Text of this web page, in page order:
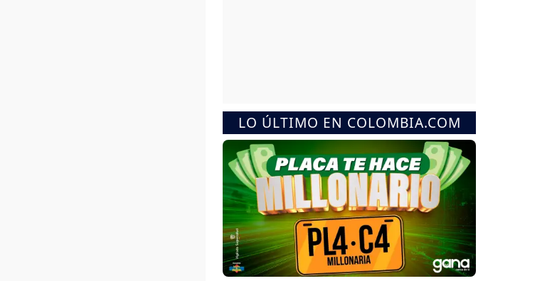
LO ÚLTIMO EN COLOMBIA.COM